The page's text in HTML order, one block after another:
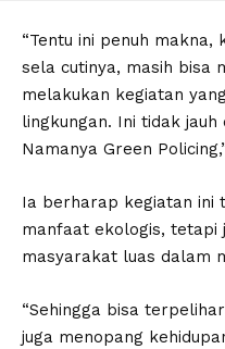
“Tentu ini penuh
sela cutinya, masih bisa
melakukan kegiatan
lingkungan. Ini tidak
Namanya Green
Ia berharap kegiatan ini
manfaat ekologis, tetapi
masyarakat luas dalam
“Sehingga bisa
juga menopang